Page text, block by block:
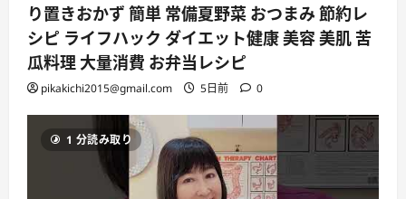
り置きおかず 簡単 常備夏野菜 おつまみ 節約レ
シピ ライフハック ダイエット健康 美容 美肌 苦
瓜料理 大量消費 お弁当レシピ
pikakichi2015@gmail.com 5日前 0
1 分読み取り